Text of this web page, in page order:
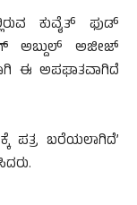
ಕುವೈತ್ ಫುಡ್
ಅಬ್ದುಲ್ ಅಜೀಜ್
ಈ ಅಪಘಾತವಾಗಿದೆ
ಪತ್ರ ಬರೆಯಲಾಗಿದೆ’